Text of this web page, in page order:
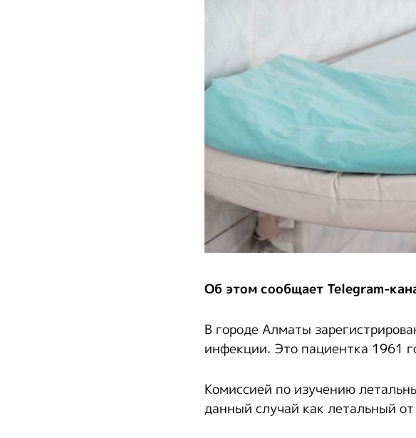
Об этом сообщает Telegram-
В городе Алматы
инфекции. Это пациентка 1961
Комиссией по изучению
данный случай как летальный